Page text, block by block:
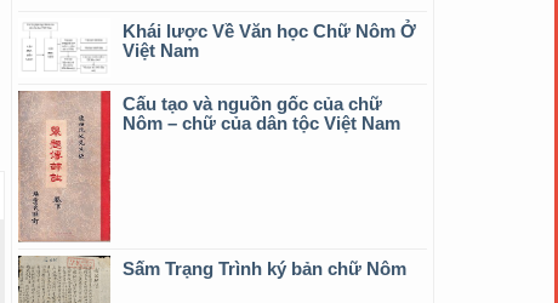
Khái lược Về Văn học Chữ Nôm Ở
Việt Nam
Cấu tạo và nguồn gốc của chữ
Nôm – chữ của dân tộc Việt Nam
Sấm Trạng Trình ký bản chữ Nôm